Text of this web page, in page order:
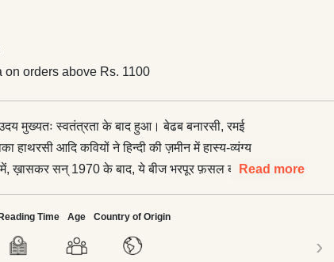
on orders above Rs. 1100
उदय मुख्यतः स्वतंत्रता के बाद हुआ। बेढब बनारसी, रमई
हाथरसी आदि कवियों ने हिन्दी की ज़मीन में हास्य-व्यंग्य
में, ख़ासकर सन् 1970 के बाद, ये बीज भरपूर फ़सल बने और
देश में ही नहीं, विदेश में भी। हिन्दीभाषियों में ही नहीं,
ऐतिहासिक प्रक्रिया में कुछ कविताओं की भूमिका विशेष
करने का प्रयास किया गया है। इस दृष्टि से कि कोई
Read more
Time Age Country of Origin
›